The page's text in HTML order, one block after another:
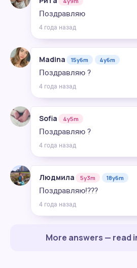
Поздравляю
4 года назад
Madina 15y6m 4y6m
Поздравляю ?
4 года назад
Sofia 4y5m
Поздравляю ?
4 года назад
Людмила 5y3m 18y6m
Поздравляю!???
4 года назад
More answers — read